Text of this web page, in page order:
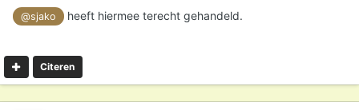
@sjako heeft hiermee terecht gehandeld.
Citeren